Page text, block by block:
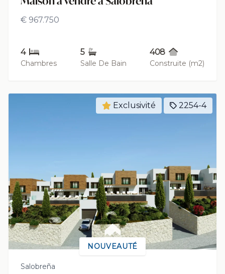
€ 967.750
4
Chambres
5
Salle De Bain
408
Construite (m2)
Exclusivité 2254-4
NOUVEAUTÉ
Salobreña